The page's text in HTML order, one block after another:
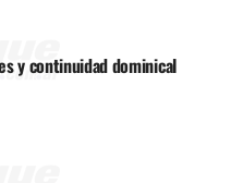
y continuidad dominical